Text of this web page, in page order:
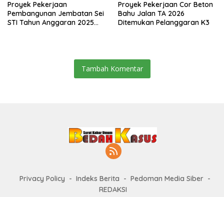
Proyek Pekerjaan
Pembangunan Jembatan Sei
STI Tahun Anggaran 2025
Proyek Pekerjaan Cor Beton
Bahu Jalan TA 2026
Ditemukan Pelanggaran K3
Tambah Komentar
Privacy Policy Indeks Berita
Pedoman Media Siber
REDAKSI